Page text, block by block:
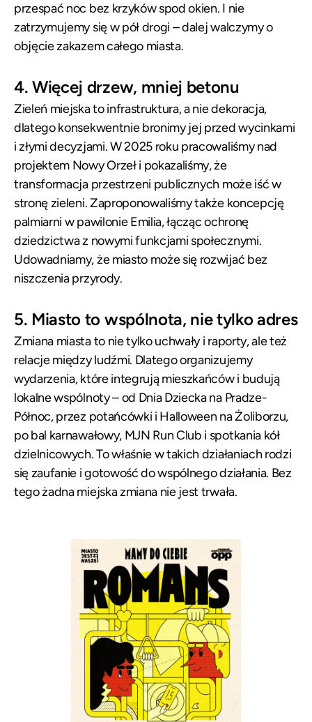
przespać noc bez krzyków spod okien. I nie
zatrzymujemy się w pół drogi – dalej walczymy o
objęcie zakazem całego miasta.
4. Więcej drzew, mniej betonu
Zieleń miejska to infrastruktura, a nie dekoracja,
dlatego konsekwentnie bronimy jej przed wycinkami
i złymi decyzjami. W 2025 roku pracowaliśmy nad
projektem Nowy Orzeł i pokazaliśmy, że
transformacja przestrzeni publicznych może iść w
stronę zieleni. Zaproponowaliśmy także koncepcję
palmiarni w pawilonie Emilia, łącząc ochronę
dziedzictwa z nowymi funkcjami społecznymi.
Udowadniamy, że miasto może się rozwijać bez
niszczenia przyrody.
5. Miasto to wspólnota, nie tylko adres
Zmiana miasta to nie tylko uchwały i raporty, ale też
relacje między ludźmi. Dlatego organizujemy
wydarzenia, które integrują mieszkańców i budują
lokalne wspólnoty – od Dnia Dziecka na Pradze-
Północ, przez potańcówki i Halloween na Żoliborzu,
po bal karnawałowy, MJN Run Club i spotkania kół
dzielnicowych. To właśnie w takich działaniach rodzi
się zaufanie i gotowość do wspólnego działania. Bez
tego żadna miejska zmiana nie jest trwała.